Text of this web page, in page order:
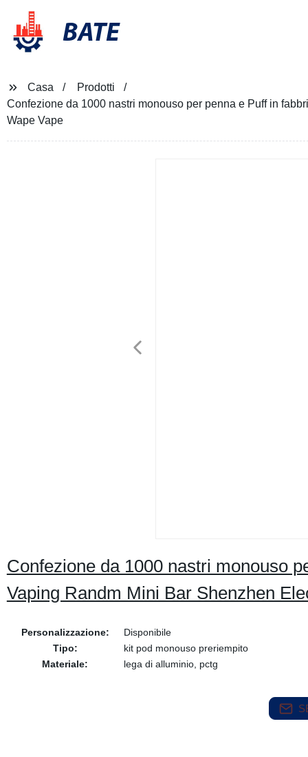
BATE
Casa
Prodotti
Confezione da 1000 nastri monouso per penna e Puff in
Wape Vape
Confezione da 1000 nastri monouso
Vaping Randm Mini Bar Shenzhen
Personalizzazione:
Disponibile
Tipo:
kit pod monouso preriempito
Materiale:
lega di alluminio, pctg